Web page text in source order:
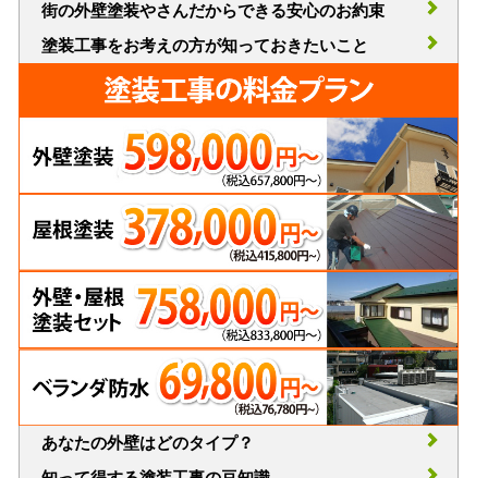
街の外壁塗装やさんだからできる安心のお約束
塗装工事をお考えの方が知っておきたいこと
あなたの外壁はどのタイプ？